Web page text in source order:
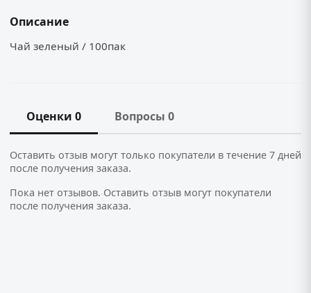
Описание
Чай зеленый / 100пак
Оценки 0 Вопросы 0
Оставить отзыв могут только покупатели в течение 7 дней
после получения заказа.
Пока нет отзывов. Оставить отзыв могут покупатели
после получения заказа.